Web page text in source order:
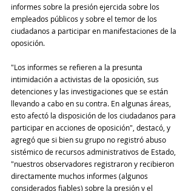
informes sobre la presión ejercida sobre los
empleados públicos y sobre el temor de los
ciudadanos a participar en manifestaciones de la
oposición.
"Los informes se refieren a la presunta
intimidación a activistas de la oposición, sus
detenciones y las investigaciones que se están
llevando a cabo en su contra. En algunas áreas,
esto afectó la disposición de los ciudadanos para
participar en acciones de oposición", destacó, y
agregó que si bien su grupo no registró abuso
sistémico de recursos administrativos de Estado,
"nuestros observadores registraron y recibieron
directamente muchos informes (algunos
considerados fiables) sobre la presión y el